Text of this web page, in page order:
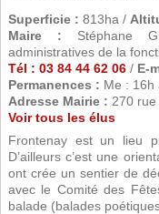
Superficie : 813ha /
Maire : Stéphane
administratives de la
Tél : 03 84 44 62 06/ E-
Permanences : Me : 16h
Adresse Mairie : 270
Voir tous les élus
Frontenay est un lieu
D’ailleurs c’est une
ont crée un sentier de
avec le Comité des
balade (balades